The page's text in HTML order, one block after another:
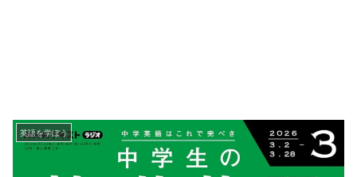
英語を学ぼう